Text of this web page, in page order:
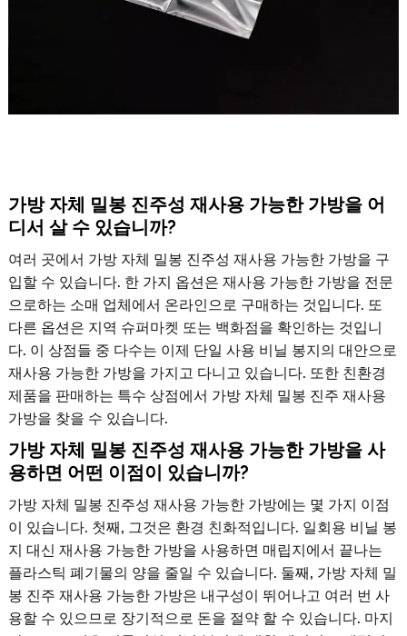
가방 자체 밀봉 진주성 재사용 가능한 가방을 어
디서 살 수 있습니까?
여러 곳에서 가방 자체 밀봉 진주성 재사용 가능한 가방을 구
입할 수 있습니다. 한 가지 옵션은 재사용 가능한 가방을 전문
으로하는 소매 업체에서 온라인으로 구매하는 것입니다. 또
다른 옵션은 지역 슈퍼마켓 또는 백화점을 확인하는 것입니
다. 이 상점들 중 다수는 이제 단일 사용 비닐 봉지의 대안으로
재사용 가능한 가방을 가지고 다니고 있습니다. 또한 친환경
제품을 판매하는 특수 상점에서 가방 자체 밀봉 진주 재사용
가방을 찾을 수 있습니다.
가방 자체 밀봉 진주성 재사용 가능한 가방을 사
용하면 어떤 이점이 있습니까?
가방 자체 밀봉 진주성 재사용 가능한 가방에는 몇 가지 이점
이 있습니다. 첫째, 그것은 환경 친화적입니다. 일회용 비닐 봉
지 대신 재사용 가능한 가방을 사용하면 매립지에서 끝나는
플라스틱 폐기물의 양을 줄일 수 있습니다. 둘째, 가방 자체 밀
봉 진주 재사용 가능한 가방은 내구성이 뛰어나고 여러 번 사
용할 수 있으므로 장기적으로 돈을 절약 할 수 있습니다. 마지